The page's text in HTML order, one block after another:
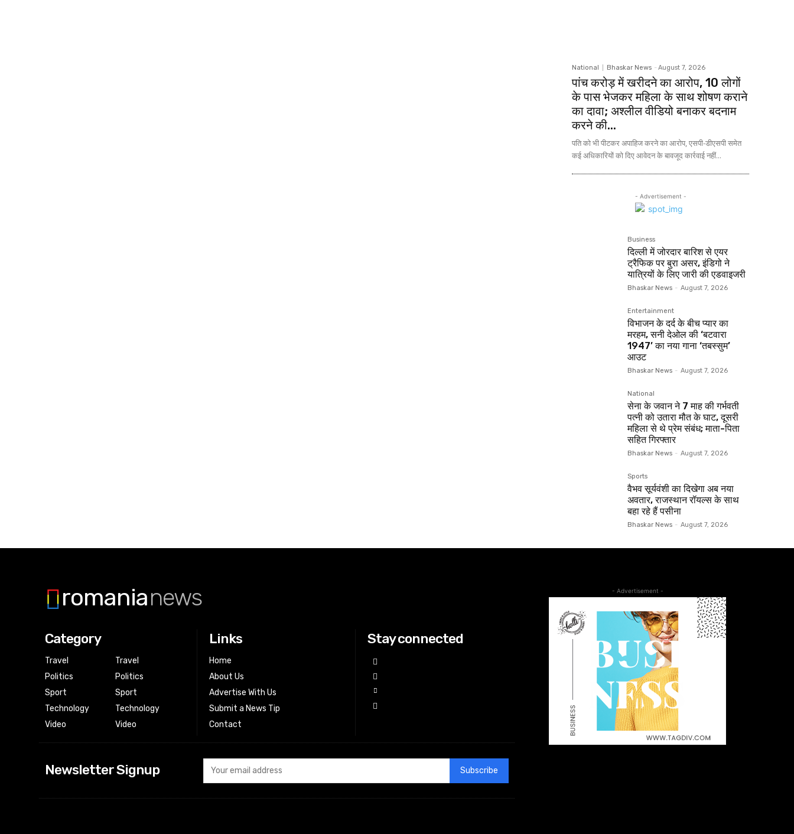
National Bhaskar News - August 7, 2026
पांच करोड़ में खरीदने का आरोप, 10 लोगों
के पास भेजकर महिला के साथ शोषण कराने
का दावा; अश्लील वीडियो बनाकर बदनाम
करने की...
पति को भी पीटकर अपाहिज करने का आरोप, एसपी-डीएसपी समेत
कई अधिकारियों को दिए आवेदन के बावजूद कार्रवाई नहीं...
- Advertisement -
Business
दिल्ली में जोरदार बारिश से एयर
ट्रैफिक पर बुरा असर, इंडिगो ने
यात्रियों के लिए जारी की एडवाइजरी
Bhaskar News - August 7, 2026
Entertainment
विभाजन के दर्द के बीच प्यार का
मरहम, सनी देओल की ‘बटवारा
1947’ का नया गाना ‘तबस्सुम’
आउट
Bhaskar News - August 7, 2026
National
सेना के जवान ने 7 माह की गर्भवती
पत्नी को उतारा मौत के घाट, दूसरी
महिला से थे प्रेम संबंध; माता-पिता
सहित गिरफ्तार
Bhaskar News - August 7, 2026
Sports
वैभव सूर्यवंशी का दिखेगा अब नया
अवतार, राजस्थान रॉयल्स के साथ
बहा रहे हैं पसीना
Bhaskar News - August 7, 2026
romanianews
Category
Travel
Politics
Sport
Technology
Video
Travel
Politics
Sport
Technology
Video
Links
Home
About Us
Advertise With Us
Submit a News Tip
Contact
Stay connected
Newsletter Signup Subscribe
- Advertisement -